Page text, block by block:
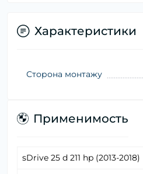
Характеристики
Сторона монтажу
Применимость
sDrive 25 d 211 hp (2013-2018)